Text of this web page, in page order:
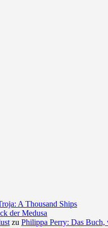
A Thousand Ships
der Medusa
zu Philippa Perry: Das Buch,